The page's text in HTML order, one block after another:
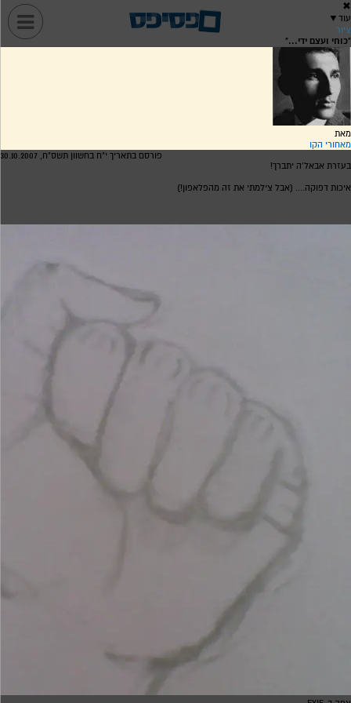
✖
עוד ▼
ציור
"כוחי ועצם ידי..."
מאת
מאחורי הקו
פורסם בתאריך י"ח בחשוון תשס"ח, 30.10.2007
בעזרת אבאל'ה יתברך!
איכות דפוקה.... (אבל צילמתי את זה מהפלאפון!)